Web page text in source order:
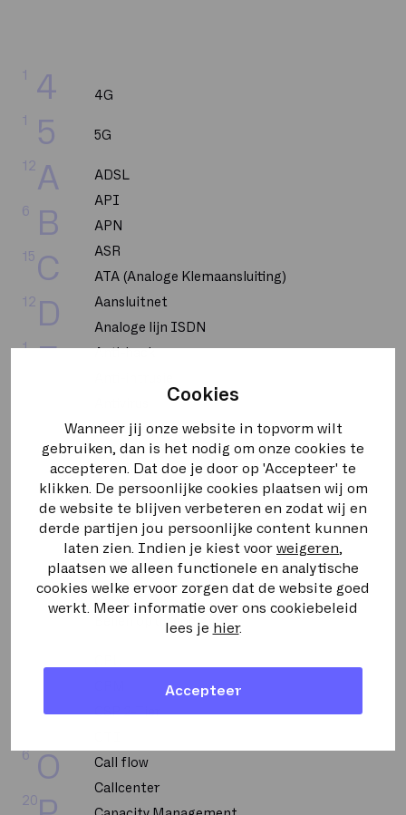
Cookies
Wanneer jij onze website in topvorm wilt
gebruiken, dan is het nodig om onze cookies te
accepteren. Dat doe je door op 'Accepteer' te
klikken. De persoonlijke cookies plaatsen wij om
de website te blijven verbeteren en zodat wij en
derde partijen jou persoonlijke content kunnen
laten zien. Indien je kiest voor weigeren
plaatsen we alleen functionele en analytische
cookies welke ervoor zorgen dat de website goed
werkt. Meer informatie over ons cookiebeleid
lees je hier.
Accepteer
4
1
5
1
A
12
B
6
C
15
D
12
E
1
G
H
I
K
M
N
O
6
20
4G
5G
ADSL
API
APN
ASR
ATA (Analoge Klemaansluiting)
Aansluitnet
Analoge lijn ISDN
Asymmetrische stroom
Autoriteit Persoonsgegevens
BGP
BRI
BUMA STEMRA
Backbone
Bandbreedte
Bellen op uitnodiging
CSP 2-Tier
Call flow
Callcenter